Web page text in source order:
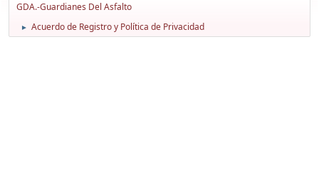
GDA.-Guardianes Del Asfalto
► Acuerdo de Registro y Política de Privacidad